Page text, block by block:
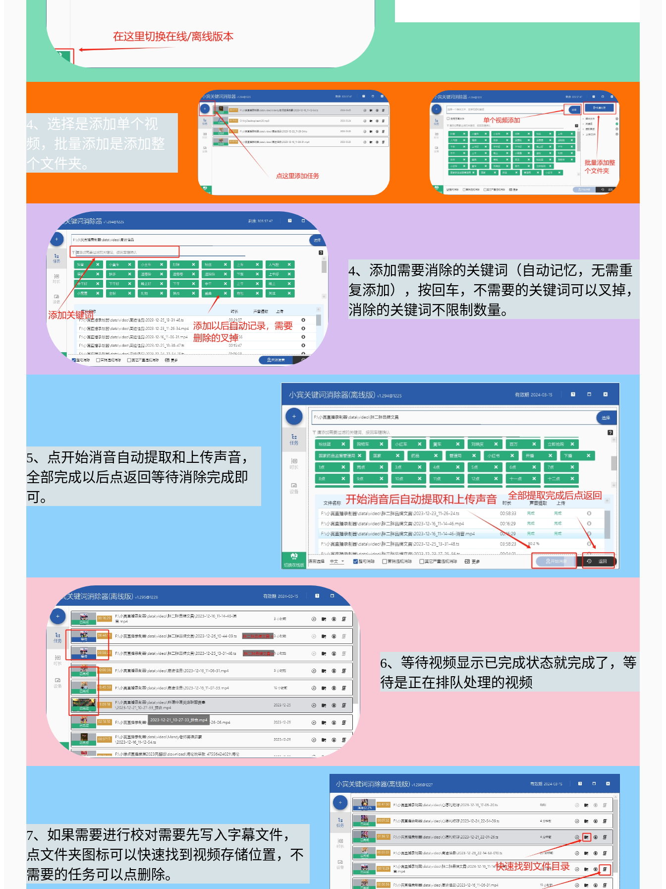
4、选择是添加单个视
频，批量添加是添加整
个文件夹。
4、添加需要消除的关键词（自动记忆，无需重
复添加），按回车，不需要的关键词可以叉掉，
消除的关键词不限制数量。
5、点开始消音自动提取和上传声音，
全部完成以后点返回等待消除完成即
可。
6、等待视频显示已完成状态就完成了，等
待是正在排队处理的视频
7、如果需要进行校对需要先写入字幕文件，
点文件夹图标可以快速找到视频存储位置，不
需要的任务可以点删除。